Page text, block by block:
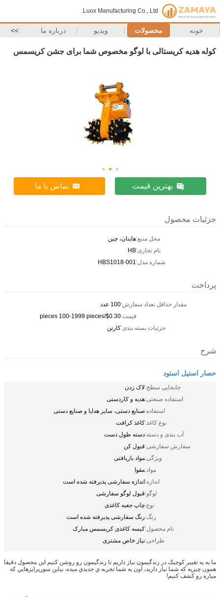
Luox Manufacturing Co., Ltd.
خونه محصولات ویدیو درباره ما >>
کوله هدیه کریستالی با لوگو مخصوص شما برای جشن کریسمس
بهترین قیمت تماس با ما
جزئیات محصول
محل منبع:هاینان، چین
نام تجاری:HB
شماره مدل:HBS1018-001
پرداخت
مقدار حداقل تعداد سفارش:100 عدد
قیمت:$0.30/pieces 100-1999 pieces
جزئیات بسته بندی:کارتن
شرح
حصار استیل استود
جابجایی سطح:لاک زدن
استفاده صنعتی:هدیه و کاردستی
استفاده:صنایع دستی، سایر هدایا و صنایع دستی
نوع کاغذ:کاغذ کرافت
آب بندی و دسته:دسته طول دست
سفارش سفارشی:قبول کن
ویژگی:مواد بازیافتی
مواد:مقوا
اندازه:اندازه سفارشی پذیرفته شده است
لوگو:قبول لوگو سفارشی
نوع:چاپ جعبه کاغذی
رنگ:رنگ سفارشی پذیرفته شده است
نام محصول:کیسه کاغذی کریسمس مبارک
طراحی:نیاز خاص مشتری
ما به يه تغيير کوچيک در زندگيمون نياز داريم تا زندگيمون رو روشن کنيم اين محصول دقیقا
همون چيزيه که شما نياز داريد، اون به شما تجربه ي جديدي ميده. بياين سورپرايزهايي که
مياره رو کشف کنيم!